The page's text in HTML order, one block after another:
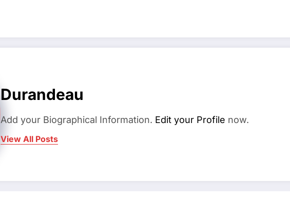
Durandeau
Add your Biographical Information. Edit your Profile now.
View All Posts